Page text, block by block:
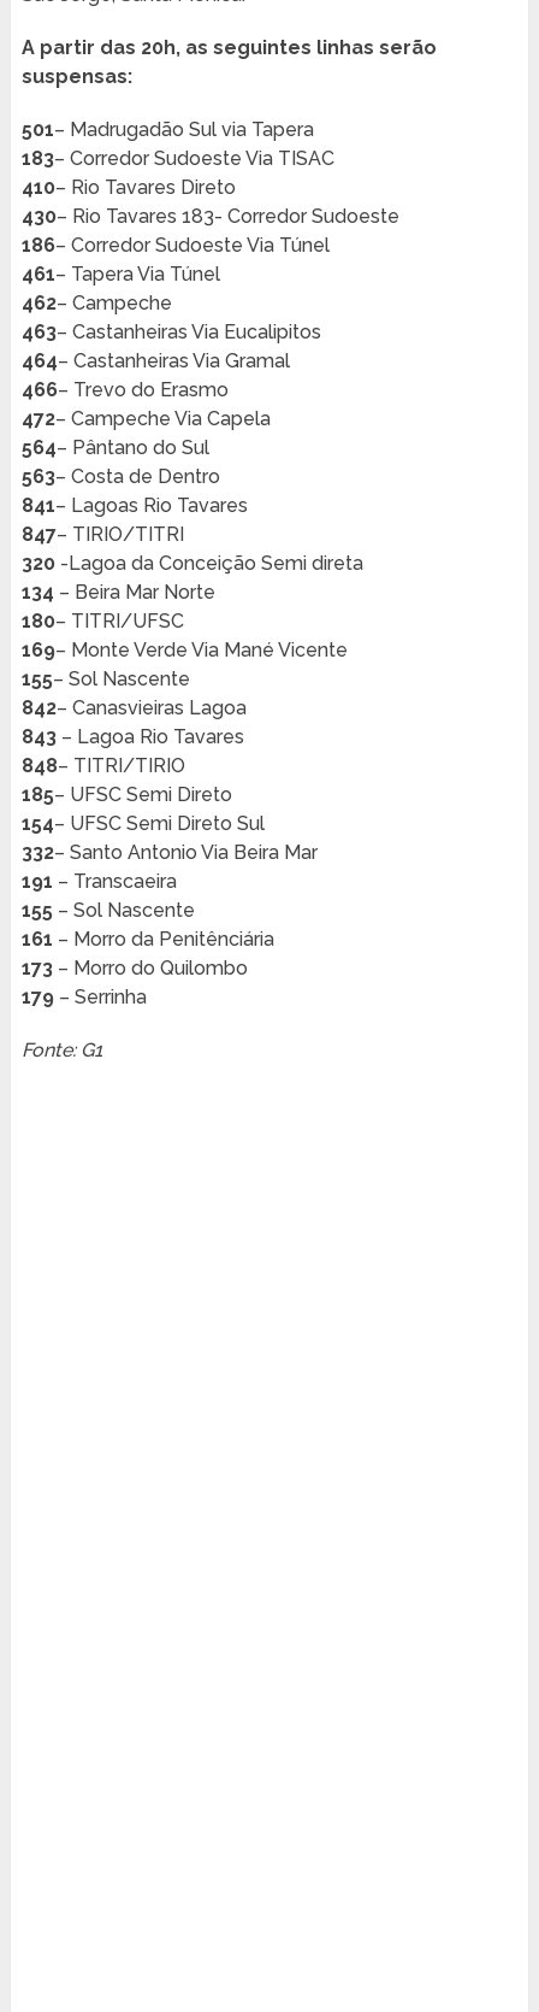
A partir das 20h, as seguintes linhas serão
suspensas:
501– Madrugadão Sul via Tapera
183– Corredor Sudoeste Via TISAC
410– Rio Tavares Direto
430– Rio Tavares 183- Corredor Sudoeste
186– Corredor Sudoeste Via Túnel
461– Tapera Via Túnel
462– Campeche
463– Castanheiras Via Eucalipitos
464– Castanheiras Via Gramal
466– Trevo do Erasmo
472– Campeche Via Capela
564– Pântano do Sul
563– Costa de Dentro
841– Lagoas Rio Tavares
847– TIRIO/TITRI
320-Lagoa da Conceição Semi direta
134 – Beira Mar Norte
180– TITRI/UFSC
169– Monte Verde Via Mané Vicente
155– Sol Nascente
842– Canasvieiras Lagoa
843– Lagoa Rio Tavares
848– TITRI/TIRIO
185– UFSC Semi Direto
154– UFSC Semi Direto Sul
332– Santo Antonio Via Beira Mar
191 – Transcaeira
155– Sol Nascente
161 – Morro da Penitênciária
173– Morro do Quilombo
179– Serrinha
Fonte: G1